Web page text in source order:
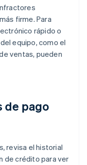
firme. Para
rápido o
equipo, como el
ventas, pueden
de pago
revisa el historial
de crédito para ver